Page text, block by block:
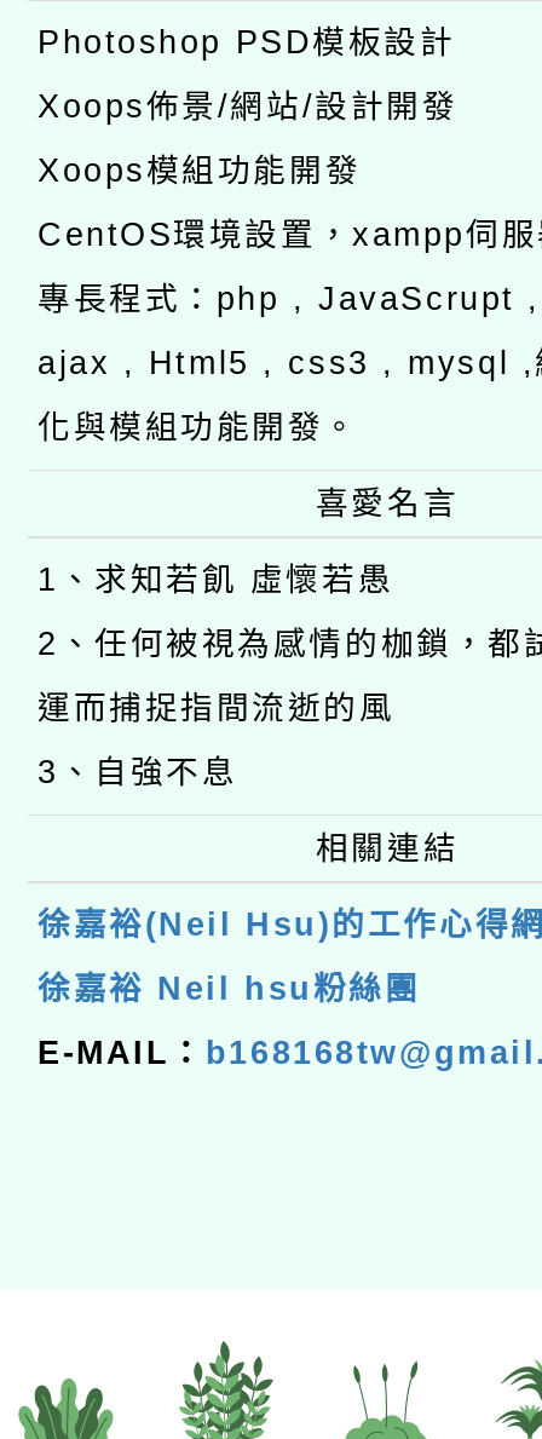
Photoshop PSD模板設計
Xoops佈景/網站/設計開發
Xoops模組功能開發
CentOS環境設置，xampp伺
專長程式：php , JavaScrupt
ajax , Html5 , css3 , mysql ,
化與模組功能開發。
喜愛名言
1、求知若飢 虛懷若愚
2、任何被視為感情的枷鎖，都
運而捕捉指間流逝的風
3、自強不息
相關連結
徐嘉裕(Neil Hsu)的工作心得
徐嘉裕 Neil hsu粉絲團
E-MAIL：